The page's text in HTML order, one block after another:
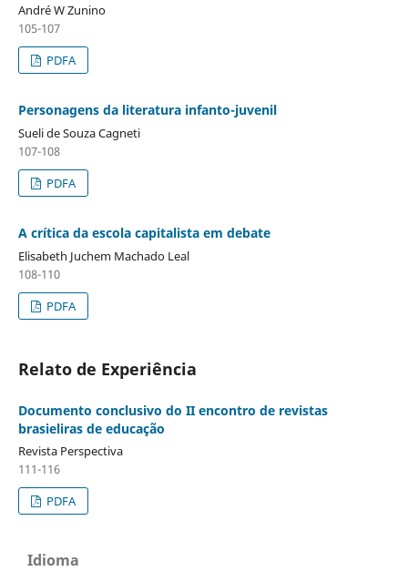
André W Zunino
105-107
PDFA
Personagens da literatura infanto-juvenil
Sueli de Souza Cagneti
107-108
PDFA
A crítica da escola capitalista em debate
Elisabeth Juchem Machado Leal
108-110
PDFA
Relato de Experiência
Documento conclusivo do II encontro de revistas
brasieliras de educação
Revista Perspectiva
111-116
PDFA
Idioma